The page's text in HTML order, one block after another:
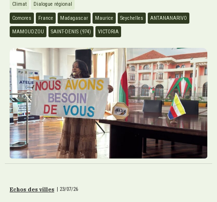
Climat Dialogue régional
Comores France Madagascar Maurice Seychelles ANTANANARIVO
MAMOUDZOU SAINT-DENIS (974) VICTORIA
Echos des villes | 23/07/26